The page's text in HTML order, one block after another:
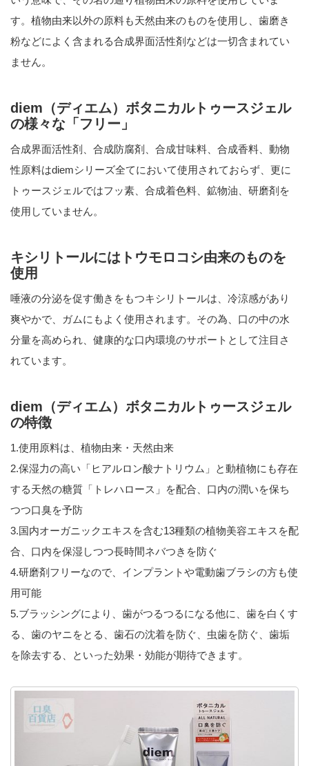
す。植物由来以外の原料も天然由来のものを使用し、歯磨き
粉などによく含まれる合成界面活性剤などは一切含まれてい
ません。
diem（ディエム）ボタニカルトゥースジェル
の様々な「フリー」
合成界面活性剤、合成防腐剤、合成甘味料、合成香料、動物
性原料はdiemシリーズ全てにおいて使用されておらず、更に
トゥースジェルではフッ素、合成着色料、鉱物油、研磨剤を
使用していません。
キシリトールにはトウモロコシ由来のものを
使用
唾液の分泌を促す働きをもつキシリトールは、冷涼感があり
爽やかで、ガムにもよく使用されます。その為、口の中の水
分量を高められ、健康的な口内環境のサポートとして注目さ
れています。
diem（ディエム）ボタニカルトゥースジェル
の特徴
1.使用原料は、植物由来・天然由来
2.保湿力の高い「ヒアルロン酸ナトリウム」と動植物にも存在
する天然の糖質「トレハロース」を配合、口内の潤いを保ち
つつ口臭を予防
3.国内オーガニックエキスを含む13種類の植物美容エキスを配
合、口内を保湿しつつ長時間ネバつきを防ぐ
4.研磨剤フリーなので、インプラントや電動歯ブラシの方も使
用可能
5.ブラッシングにより、歯がつるつるになる他に、歯を白くす
る、歯のヤニをとる、歯石の沈着を防ぐ、虫歯を防ぐ、歯垢
を除去する、といった効果・効能が期待できます。